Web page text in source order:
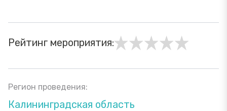
Рейтинг мероприятия:
Регион проведения:
Калининградская область